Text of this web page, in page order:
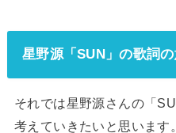
星野源「SUN」の歌詞の
それでは星野源さんの「
考えていきたいと思います。